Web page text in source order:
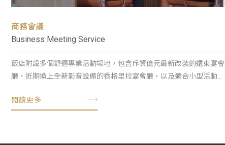
商務會議
Business Meeting Service
飯店附設多個舒適專業活動場地，包含斥資億元最新改裝的遠東宴會
廳、近期換上全新影音設備的香格里拉宴會廳，以及適合小型活動...